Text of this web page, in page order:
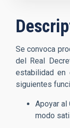
Se convoca
del Real
estabilidad en
siguientes
Apoyar al
modo